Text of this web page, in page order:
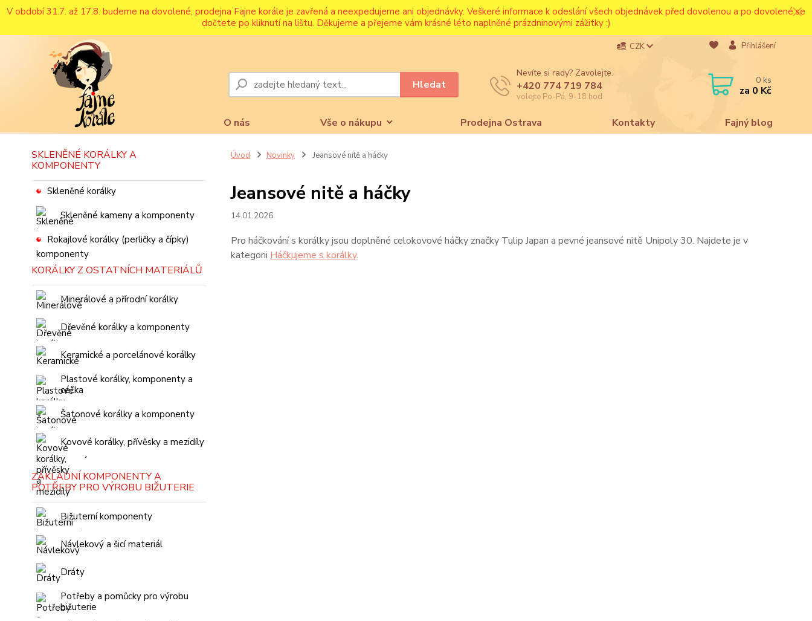
V období 31.7. až 17.8. budeme na dovolené, prodejna Fajne korále je zavřená a neexpedujeme ani objednávky. Veškeré informace k odeslání všech objednávek před dovolenou a po dovolené se
dočtete po kliknutí na lištu. Děkujeme a přejeme vám krásné léto naplněné prázdninovými zážitky :)
O nás Vše o nákupu Prodejna Ostrava Kontakty Fajný blog
CZK Přihlášení
Hledat
Nevíte si rady? Zavolejte.
+420 774 719 784
volejte Po-Pá, 9-18 hod.
0 ks
za 0 Kč
SKLENĚNÉ KORÁLKY A
KOMPONENTY
Skleněné korálky
Skleněné kameny a komponenty
Rokajlové korálky (perličky a čípky)
KORÁLKY Z OSTATNÍCH MATERIÁLŮ
Minerálové a přírodní korálky
Dřevěné korálky a komponenty
Keramické a porcelánové korálky
Plastové korálky, komponenty a
céčka
Šatonové korálky a komponenty
Kovové korálky, přívěsky a mezidíly
ZÁKLADNÍ KOMPONENTY A
POTŘEBY PRO VÝROBU BIŽUTERIE
Bižuterní komponenty
Návlekový a šicí materiál
Dráty
Potřeby a pomůcky pro výrobu
bižuterie
Úvod Novinky Jeansové nitě a háčky
Jeansové nitě a háčky
14.01.2026
Pro háčkování s korálky jsou doplněné celokovové háčky značky Tulip Japan a pevné jeansové nitě Unipoly 30. Najdete je v
kategorii Háčkujeme s korálky.